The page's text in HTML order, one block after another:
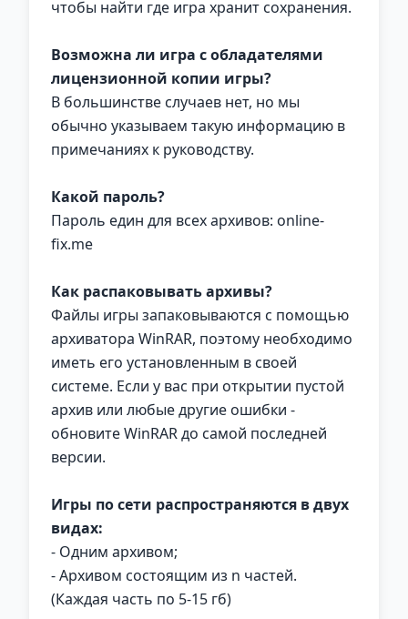
чтобы найти где игра хранит сохранения.
Возможна ли игра с обладателями
лицензионной копии игры?
В большинстве случаев нет, но мы
обычно указываем такую информацию в
примечаниях к руководству.
Какой пароль?
Пароль един для всех архивов: online-
fix.me
Как распаковывать архивы?
Файлы игры запаковываются с помощью
архиватора WinRAR, поэтому необходимо
иметь его установленным в своей
системе. Если у вас при открытии пустой
архив или любые другие ошибки -
обновите WinRAR до самой последней
версии.
Игры по сети распространяются в двух
видах:
- Одним архивом;
- Архивом состоящим из n частей.
(Каждая часть по 5-15 гб)